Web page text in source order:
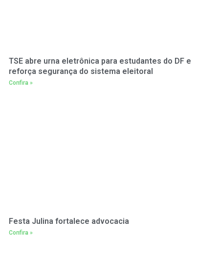
TSE abre urna eletrônica para estudantes do DF e
reforça segurança do sistema eleitoral
Confira »
Festa Julina fortalece advocacia
Confira »